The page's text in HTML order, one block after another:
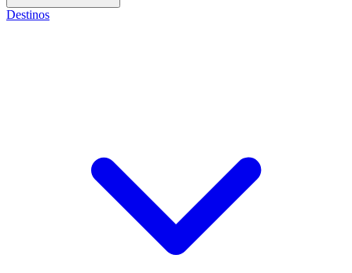
Destinos